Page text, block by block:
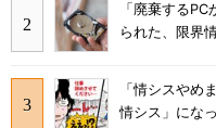
「廃棄する
られた、限界
「情シスや
情シス」にな